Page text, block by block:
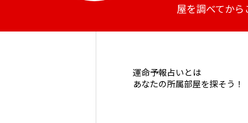
屋を調べてから
運命予報占いとは
あなたの所属部屋を探そう！